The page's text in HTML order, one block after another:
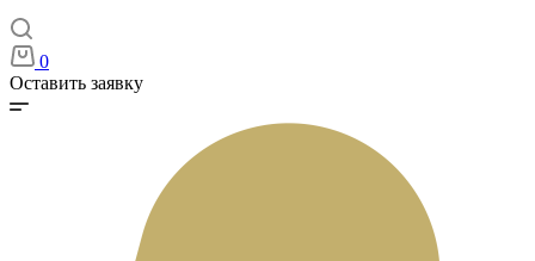
0
Оставить заявку